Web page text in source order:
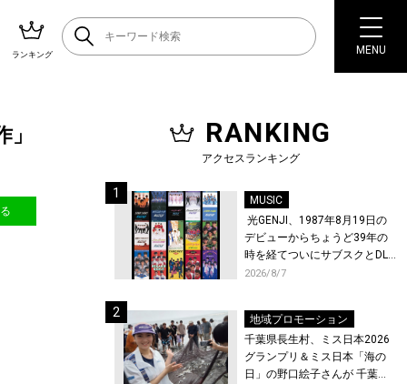
ランキング MENU
RANKING
アクセスランキング
MUSIC
光GENJI、1987年8月19日の
デビューからちょうど39年の
時を経てついにサブスクとDL
配信が解禁！
2026/8/7
地域プロモーション
千葉県長生村、ミス日本2026
グランプリ＆ミス日本「海の
日」の野口絵子さんが 千葉県